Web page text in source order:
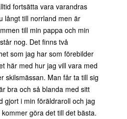
fortsätta vara varandras
långt till norrland men är
till min pappa och min
nog. Det finns två
som jag har som förebilder
här med hur jag vill vara med
skilsmässan. Man får ta till sig
bra och så blanda med sitt
gjort i min föräldraroll och jag
göra det till det bästa.